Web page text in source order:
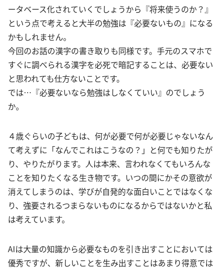
ータベース化されていくでしょうから『将来使うのか？』
という点で考えると大半の勉強は『必要ないもの』になる
かもしれません。
今回のお話の漢字の書き取りも同様です。手元のスマホで
すぐに調べられる漢字を必死で暗記することは、必要ない
と思われても仕方ないことです。
では…『必要ないなら勉強はしなくていい』のでしょう
か。
４歳ぐらいの子どもは、何が必要で何が必要じゃないなん
て考えずに「なんでこれはこうなの？」と何でも知りたが
り、やりたがります。人は本来、言われなくてもいろんな
ことを知りたくなる生き物です。いつの間にかその意欲が
消えてしまうのは、学びが自発的な面白いことではなくな
り、強要されるつまらないものになるからではないかと私
は考えています。
AIは大量の知識から必要なものを引き出すことにおいては
優秀ですが、新しいことを生み出すことはあまり得意では